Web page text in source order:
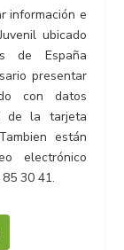
información e
ubicado
de España
presentar
con datos
de la tarjeta
están
electrónico
30 41.